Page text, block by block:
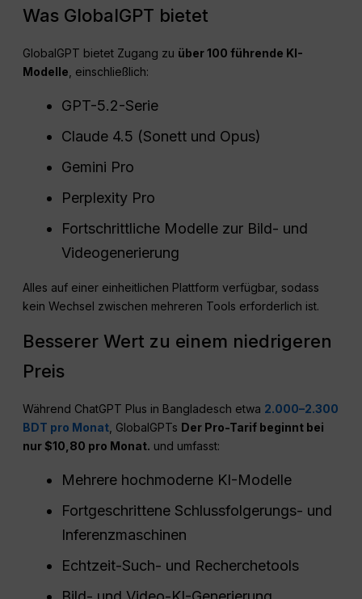
Was GlobalGPT bietet
GlobalGPT bietet Zugang zu über 100 führende KI-
Modelle , einschließlich:
GPT-5.2-Serie
Claude 4.5 (Sonett und Opus)
Gemini Pro
Perplexity Pro
Fortschrittliche Modelle zur Bild- und
Videogenerierung
Alles auf einer einheitlichen Plattform verfügbar, sodass
kein Wechsel zwischen mehreren Tools erforderlich ist.
Besserer Wert zu einem niedrigeren
Preis
Während ChatGPT Plus in Bangladesch etwa 2.000–2.300
BDT pro Monat , GlobalGPTs Der Pro-Tarif beginnt bei
nur $10,80 pro Monat. und umfasst:
Mehrere hochmoderne KI-Modelle
Fortgeschrittene Schlussfolgerungs- und
Inferenzmaschinen
Echtzeit-Such- und Recherchetools